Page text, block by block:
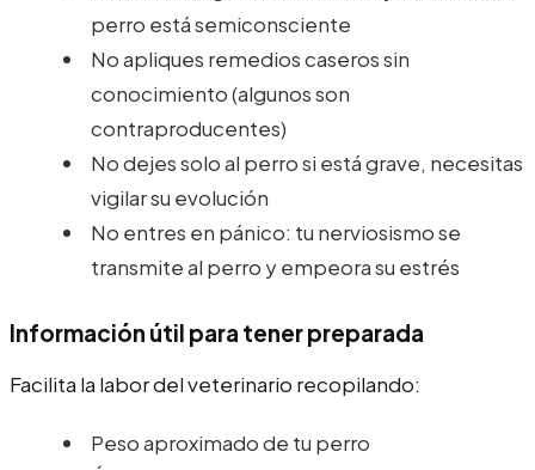
perro está semiconsciente
No apliques remedios caseros sin
conocimiento (algunos son
contraproducentes)
No dejes solo al perro si está grave, necesitas
vigilar su evolución
No entres en pánico: tu nerviosismo se
transmite al perro y empeora su estrés
Información útil para tener preparada
Facilita la labor del veterinario recopilando:
Peso aproximado de tu perro